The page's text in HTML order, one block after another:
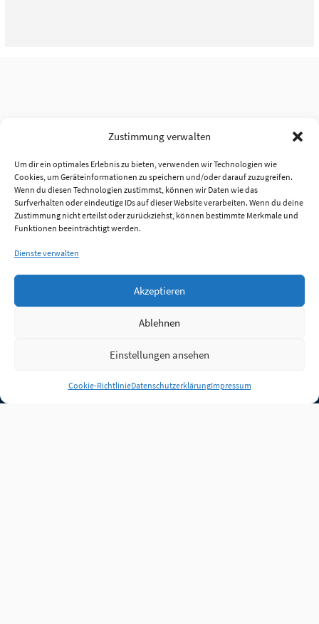
Zustimmung verwalten
Um dir ein optimales Erlebnis zu bieten, verwenden wir Technologien wie
Cookies, um Geräteinformationen zu speichern und/oder darauf zuzugreifen.
Wenn du diesen Technologien zustimmst, können wir Daten wie das
Surfverhalten oder eindeutige IDs auf dieser Website verarbeiten. Wenn du deine
Zustimmung nicht erteilst oder zurückziehst, können bestimmte Merkmale und
Funktionen beeinträchtigt werden.
Dienste verwalten
Akzeptieren
Ablehnen
Einstellungen ansehen
Cookie-RichtlinieDatenschutzerklärungImpressum
Anmelden
Jobs Partner FAQ Quellen